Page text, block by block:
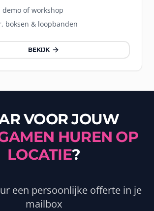
of workshop
boksen & loopbanden
BEKIJK
VOOR JOUW
HUREN OP
LOCATIE?
een persoonlijke offerte in je
mailbox